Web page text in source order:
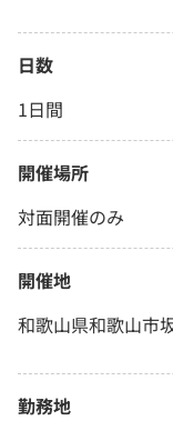
日数
1日間
開催場所
対面開催のみ
開催地
和歌山県和歌山市
勤務地